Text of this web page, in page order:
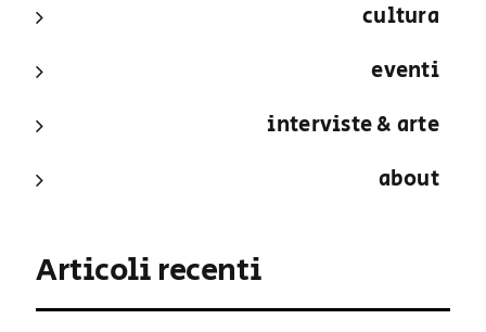
cultura
eventi
interviste & arte
about
Articoli recenti